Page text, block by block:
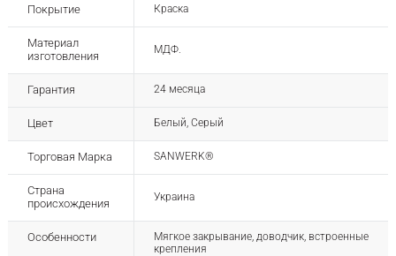
Покрытие Краска
Материал
изготовления
МДФ.
Гарантия 24 месяца
Цвет Белый, Серый
Торговая Марка SANWERK®
Страна
происхождения
Украина
Особенности
Мягкое закрывание, доводчик, встроенные
крепления